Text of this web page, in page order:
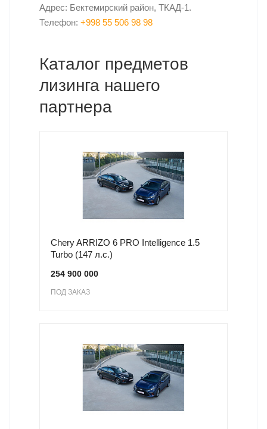
Адрес: Бектемирский район, ТКАД-1.
Телефон: +998 55 506 98 98
Каталог предметов
лизинга нашего
партнера
Chery ARRIZO 6 PRO Intelligence 1.5
Turbo (147 л.с.)
254 900 000
ПОД ЗАКАЗ